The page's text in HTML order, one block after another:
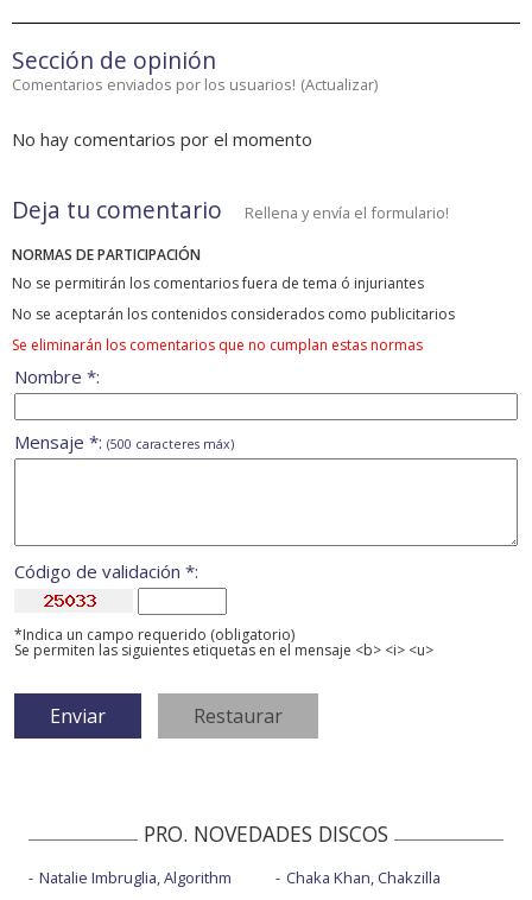
Sección de opinión
Comentarios enviados por los usuarios! (Actualizar)
No hay comentarios por el momento
Deja tu comentario Rellena y envía el formulario!
NORMAS DE PARTICIPACIÓN
No se permitirán los comentarios fuera de tema ó injuriantes
No se aceptarán los contenidos considerados como publicitarios
Se eliminarán los comentarios que no cumplan estas normas
Nombre *:
Mensaje *: (500 caracteres máx)
Código de validación *:
*Indica un campo requerido (obligatorio)
Se permiten las siguientes etiquetas en el mensaje <b> <i> <u>
PRO. NOVEDADES DISCOS
Natalie Imbruglia, Algorithm
Chaka Khan, Chakzilla